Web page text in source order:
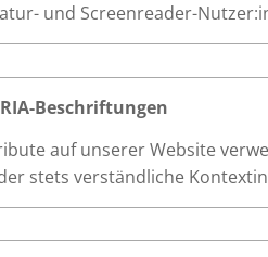
und Screenreader-
Beschriftungen
auf unserer Website
stets verständliche